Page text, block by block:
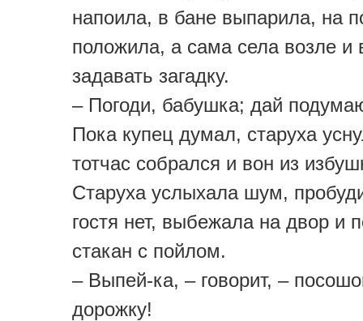
напоила, в бане выпарила, на
положила, а сама села возле и
задавать загадку.
– Погоди, бабушка; дай
Пока купец думал, старуха
тотчас собрался и вон из
Старуха услыхала шум,
гостя нет, выбежала на двор и
стакан с пойлом.
– Выпей-ка, – говорит, –
дорожку!